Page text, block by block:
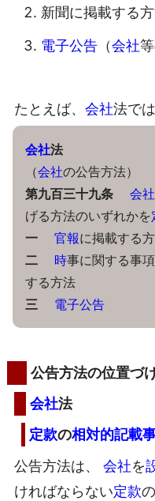
新聞に掲載する
電子公告 （会社
たとえば、 会社法で
会社法
（会社の公告方法）
第九百三十九条
会社
げる方法のいずれかを
一
官報に掲載する
二
時事に関する事
する方法
三
電子公告
公告方法の位置づ
会社法
定款の相対的記載
公告方法は、 会社を
ければならない定款の